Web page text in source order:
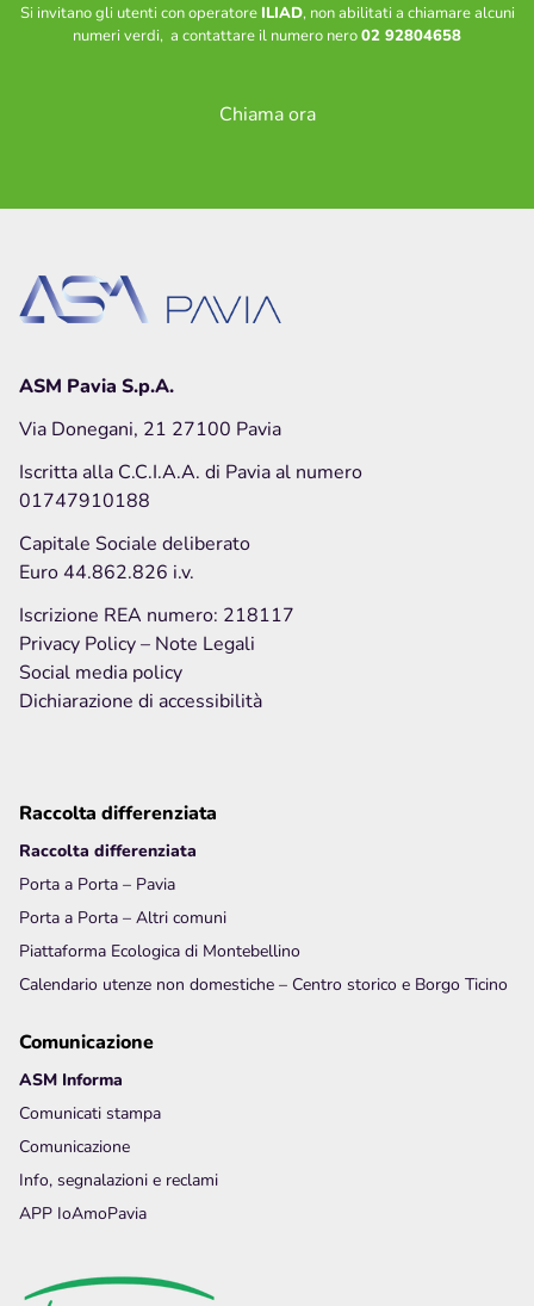
Si invitano gli utenti con operatore ILIAD, non abilitati a chiamare alcuni
numeri verdi, a contattare il numero nero02 92804658
Chiama ora
ASM Pavia S.p.A.
Via Donegani, 21 27100 Pavia
Iscritta alla C.C.I.A.A. di Pavia al numero
01747910188
Capitale Sociale deliberato
Euro 44.862.826 i.v.
Iscrizione REA numero: 218117
Privacy Policy– Note Legali
Social media policy
Dichiarazione di accessibilità
Raccolta differenziata
Raccolta differenziata
Porta a Porta – Pavia
Porta a Porta – Altri comuni
Piattaforma Ecologica di Montebellino
Calendario utenze non domestiche – Centro storico e Borgo Ticino
Comunicazione
ASM Informa
Comunicati stampa
Comunicazione
Info, segnalazioni e reclami
APP IoAmoPavia